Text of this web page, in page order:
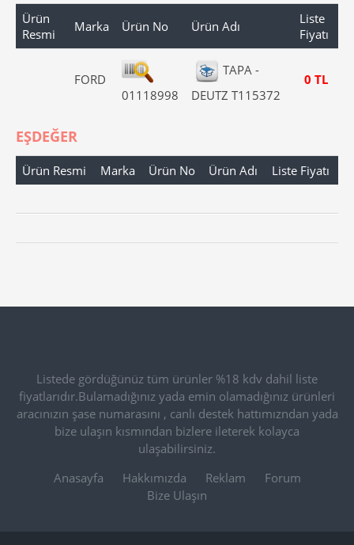
Ürün
Resmi
Marka Ürün No Ürün Adı
Liste
Fiyatı
FORD
01118998
TAPA -
DEUTZ T115372
0 TL
EŞDEĞER
Ürün Resmi Marka Ürün No Ürün Adı Liste Fiyatı
Listede gördüğünüz tüm ürünler %18 kdv dahil liste
fiyatlarıdır.Bulamadığınız yada emin olamadığınız ürünleri
aracınızın şase numarasını , canlı destek hattımızndan yada
bize ulaşın kısmından bizlere ileterek kolayca
ulaşabilirsiniz.
Anasayfa
Hakkımızda Reklam
Forum
Bize Ulaşın